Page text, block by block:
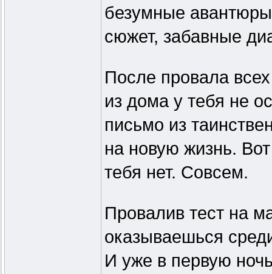
безумные
сюжет, забавные
После провала
из дома у тебя не
письмо из
на новую жизнь.
тебя нет. Совсем.
Провалив тест на
оказываешься
И уже в первую